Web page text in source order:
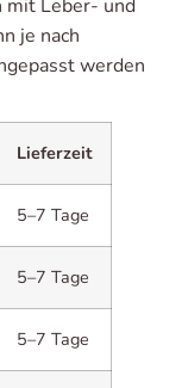
mit Leber- und
je nach
werden
Lieferzeit
5–7 Tage
5–7 Tage
5–7 Tage